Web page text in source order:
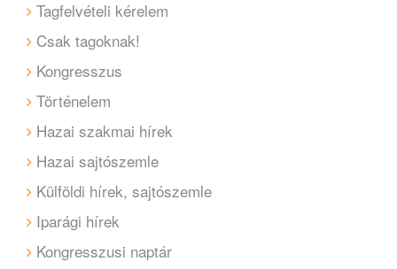
Tagfelvételi kérelem
Csak tagoknak!
Kongresszus
Történelem
Hazai szakmai hírek
Hazai sajtószemle
Külföldi hírek, sajtószemle
Iparági hírek
Kongresszusi naptár